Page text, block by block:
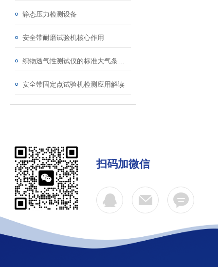
静态压力检测设备
安全带耐磨试验机核心作用
安全带固定点试验机检测应用解读
扫码加微信